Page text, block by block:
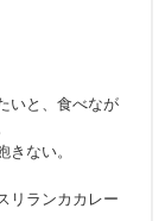
いと、食べなが
ない。
リランカカレー